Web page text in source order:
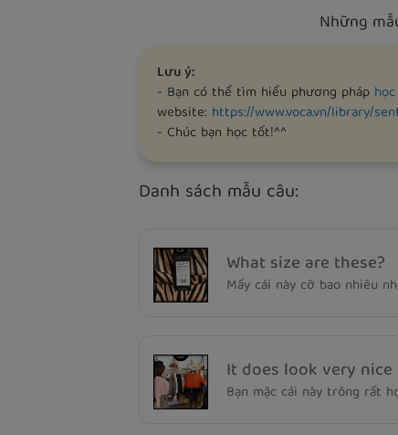
Những
Lưu ý:
- Bạn có thể tìm hiểu phương pháp
website: https://www.voca.vn/library/
- Chúc bạn học tốt!^^
Danh sách mẫu câu:
What size are these?
Mấy cái này cỡ bao nhiêu
It does look very
Bạn mặc cái này trông rất